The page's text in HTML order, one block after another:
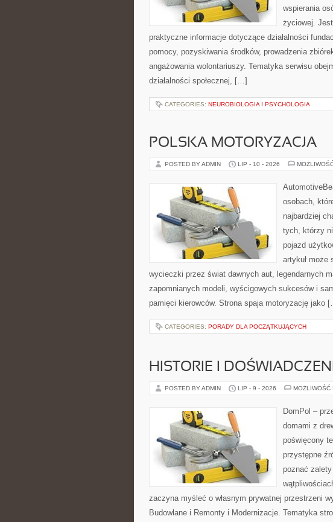
wspierania
życiowej.
praktyczne informacje dotyczące działalności
pomocy, pozyskiwania środków, prowadzenia
angażowania wolontariuszy. Tematyka serwisu
działalności społecznej, […]
CATEGORIES: NEUROBIOLOGIA I PSYCHOLOGIA
POLSKA MOTORYZACJA
POSTED BY ADMIN LIP - 10 - 2026
osobach,
najbardziej
tych, którzy
pojazd
artykuł może
wycieczki przez świat dawnych aut, legendarnych
zapomnianych modeli, wyścigowych sukcesów i
pamięci kierowców. Strona spaja motoryzację jako
CATEGORIES: PORADY DLA POCZĄTKUJĄCYCH
HISTORIE I
POSTED BY ADMIN LIP - 9 - 2026 MOŻLIWOŚĆ
DomPol –
domami z
poświęcony
przystępne
poznać
zaczyna myśleć o własnym prywatnej przestrzeni
Budowlane i Remonty i Modernizacje. Tematyka